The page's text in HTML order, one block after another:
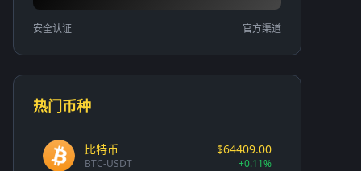
安全认证 官方渠道
热门币种
比特币
BTC-USDT
$64409.00
+0.11%